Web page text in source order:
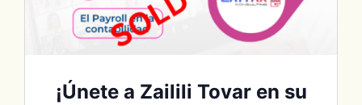
¡Únete a Zailili Tovar en su